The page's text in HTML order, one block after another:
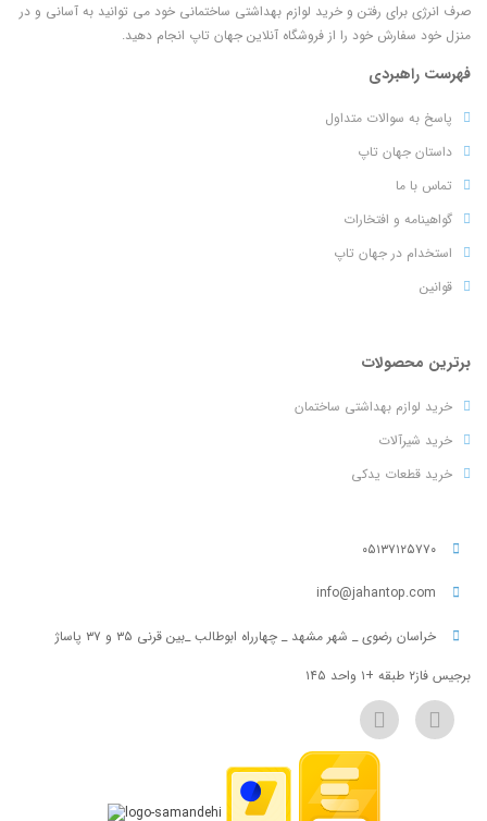
صرف انرژی برای رفتن و خرید لوازم بهداشتی ساختمانی خود می توانید به آسانی و در
منزل خود سفارش خود را از فروشگاه آنلاین جهان تاپ انجام دهید.
فهرست راهبردی
پاسخ به سوالات متداول
داستان جهان تاپ
تماس با ما
گواهینامه و افتخارات
استخدام در جهان تاپ
قوانین
برترین محصولات
خرید لوازم بهداشتی ساختمان
خرید شیرآلات
خرید قطعات یدکی
خراسان رضوی _ شهر مشهد _ چهارراه ابوطالب _بین قرنی ۳۵ و ۳۷ پاساژ
برجیس فاز۲ طبقه +۱ واحد ۱۴۵